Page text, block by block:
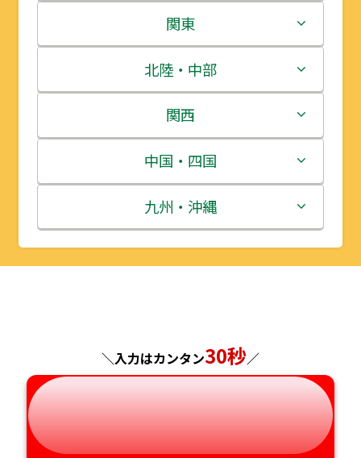
北海道
青森県
岩手県
宮城県
秋田県
山形県
関東
茨城県
栃木県
群馬県
埼玉県
千葉県
北陸・中部
新潟県
富山県
石川県
福井県
岐阜県
静岡県
関西
三重県
滋賀県
京都府
奈良県
和歌山県
中国・四国
鳥取県
島根県
山口県
徳島県
九州・沖縄
福岡県
大分県
＼入力はカンタン30秒／